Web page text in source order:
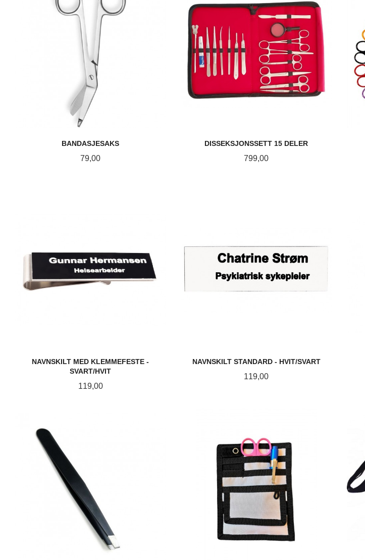
BANDASJESAKS
Pris
79,00
DISSEKSJONSSETT 15 DELER
Pris
799,00
NAVNSKILT MED KLEMMEFESTE -
SVART/HVIT
Pris
119,00
NAVNSKILT STANDARD - HVIT/SVART
Pris
119,00